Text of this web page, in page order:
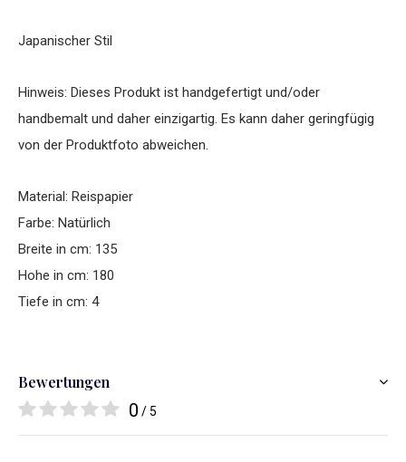
Japanischer Stil
Hinweis: Dieses Produkt ist handgefertigt und/oder
handbemalt und daher einzigartig. Es kann daher geringfügig
von der Produktfoto abweichen.
Material: Reispapier
Farbe: Natürlich
Breite in cm: 135
Hohe in cm: 180
Tiefe in cm: 4
Bewertungen
0 / 5